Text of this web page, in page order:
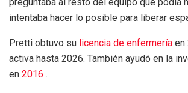
preguntaba al resto del equipo qué podía
intentaba hacer lo posible para liberar
Pretti obtuvo su licencia de enfermería en
activa hasta 2026. También ayudó en la
en 2016 .